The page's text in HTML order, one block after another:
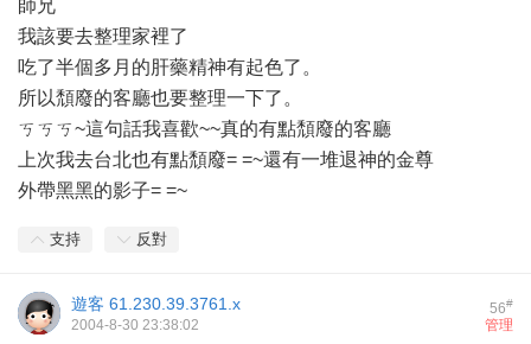
師兄
我該要去整理家裡了
吃了半個多月的肝藥精神有起色了。
所以頹廢的客廳也要整理一下了。
ㄎㄎㄎ~這句話我喜歡~~真的有點頹廢的客廳
上次我去台北也有點頹廢= =~還有一堆退神的金尊
外帶黑黑的影子= =~
支持 反對
56#
遊客 61.230.39.3761.x
管理
2004-8-30 23:38:02